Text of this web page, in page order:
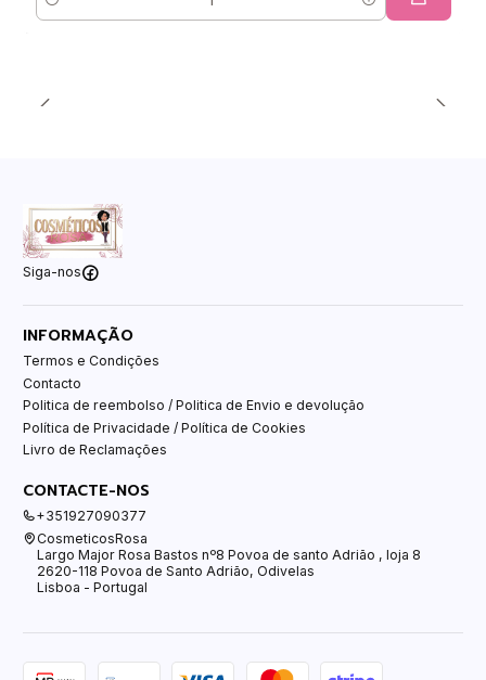
Quantidade
Siga-nos
INFORMAÇÃO
Termos e Condições
Contacto
Politica de reembolso / Politica de Envio e devolução
Política de Privacidade / Política de Cookies
Livro de Reclamações
CONTACTE-NOS
+351927090377
CosmeticosRosa
Largo Major Rosa Bastos nº8 Povoa de santo Adrião , loja 8
2620-118 Povoa de Santo Adrião, Odivelas
Lisboa - Portugal